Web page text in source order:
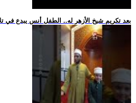
.. بعد تكريم شيخ الأزهر له.. الطفل أنس يبدع في